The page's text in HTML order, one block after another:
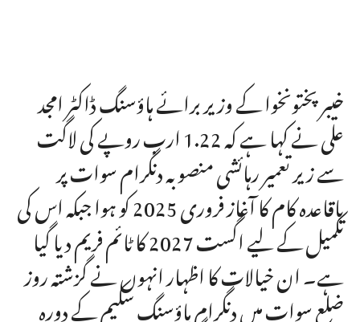
خیبرپختونخوا کے وزیر برائے ہاؤسنگ ڈاکٹر امجد
علی نے کہا ہے کہ 1.22 ارب روپے کی لاگت
سے زیر تعمیر رہائشی منصوبہ دنگرام سوات پر
باقاعدہ کام کا آغاز فروری 2025 کو ہوا جبکہ اس کی
تکمیل کے لیے اگست 2027 کا ٹائم فریم دیا گیا
ہے۔ ان خیالات کا اظہار انہوں نے گزشتہ روز
ضلع سوات میں دنگرام ہاؤسنگ سکیم کے دورہ